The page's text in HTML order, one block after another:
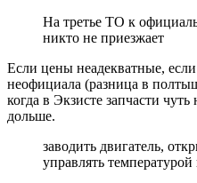
На третье ТО к
никто не приезжает
Если цены неадекватные,
неофициала (разница в
когда в Экзисте запчасти
дольше.
заводить двигатель,
управлять